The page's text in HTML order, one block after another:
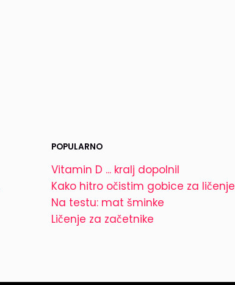
POPULARNO
Vitamin D ... kralj dopolnil
Kako hitro očistim gobice za ličenje
Na testu: mat šminke
Ličenje za začetnike